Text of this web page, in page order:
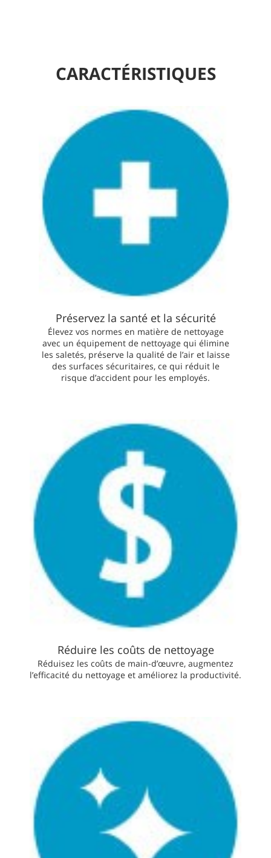
CARACTÉRISTIQUES
Préservez la santé et la sécurité
Élevez vos normes en matière de nettoyage
avec un équipement de nettoyage qui élimine
les saletés, préserve la qualité de l’air et laisse
des surfaces sécuritaires, ce qui réduit le
risque d’accident pour les employés.
Réduire les coûts de nettoyage
Réduisez les coûts de main-d’œuvre, augmentez
l’efficacité du nettoyage et améliorez la productivité.